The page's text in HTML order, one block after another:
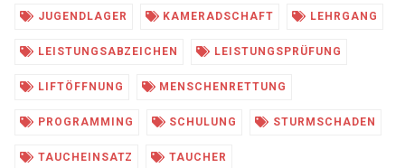
JUGENDLAGER KAMERADSCHAFT LEHRGANG
LEISTUNGSABZEICHEN LEISTUNGSPRÜFUNG
LIFTÖFFNUNG MENSCHENRETTUNG
PROGRAMMING SCHULUNG STURMSCHADEN
TAUCHEINSATZ TAUCHER